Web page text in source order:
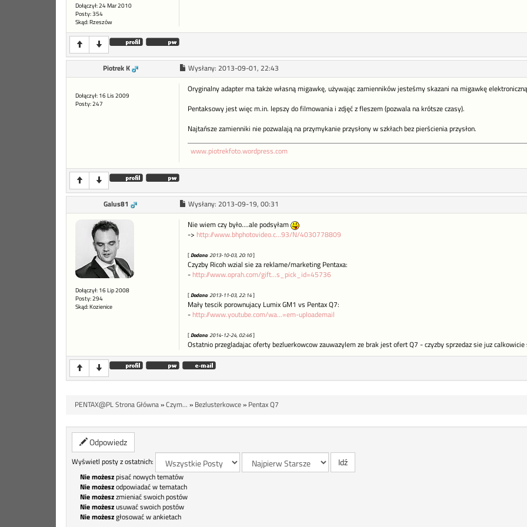
Dołączył: 24 Mar 2010
Posty: 354
Skąd: Rzeszów
Piotrek K Wysłany: 2013-09-01, 22:43
Dołączył: 16 Lis 2009
Posty: 247
Oryginalny adapter ma także własną migawkę, używając zamienników jesteśmy skazani na migawkę
Pentaksowy jest więc m.in. lepszy do filmowania i zdjęć z fleszem (pozwala na krótsze czasy).
Najtańsze zamienniki nie pozwalają na przymykanie przysłony w szkłach bez pierścienia przysłon.
www.piotrekfoto.wordpress.com
Galus81 Wysłany: 2013-09-19, 00:31
Dołączył: 16 Lip 2008
Posty: 294
Skąd: Kozienice
Nie wiem czy było....ale podsyłam
-> http://www.bhphotovideo.c...93/N/4030778809
[Dodano: 2013-10-03, 20:10]
Czyzby Ricoh wzial sie za reklame/marketing Pentaxa:
- http://www.oprah.com/gift...s_pick_id=45736
[Dodano: 2013-11-03, 22:14]
Mały tescik porownujacy Lumix GM1 vs Pentax Q7:
- http://www.youtube.com/wa...=em-uploademail
[Dodano: 2014-12-24, 02:46]
Ostatnio przegladajac oferty bezluerkowcow zauwazylem ze brak jest ofert Q7 - czyzby sprzedaz sie juz calkowicie
PENTAX@PL Strona Główna»Czym... » Bezlusterkowce» Pentax Q7
Odpowiedz
Wyświetl posty z ostatnich:
Nie możeszpisać nowych tematów
Nie możeszodpowiadać w tematach
Nie możeszzmieniać swoich postów
Nie możeszusuwać swoich postów
Nie możeszgłosować w ankietach